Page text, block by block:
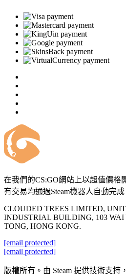
在我們的CS:GO網站上以超值價格
有交易均通過Steam機器人自動完成
CLOUDED TREES LIMITED,
INDUSTRIAL BUILDING, 103 WAI
TONG, HONG KONG.
[email protected]
[email protected]
版權所有。由 Steam 提供技術支持